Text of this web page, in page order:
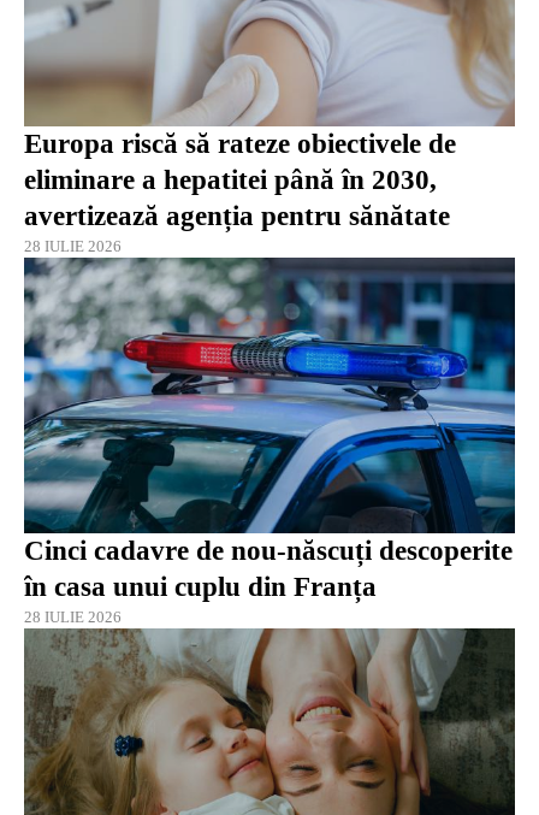
Europa riscă să rateze obiectivele de
eliminare a hepatitei până în 2030,
avertizează agenția pentru sănătate
28 IULIE 2026
Cinci cadavre de nou-născuți descoperite
în casa unui cuplu din Franța
28 IULIE 2026